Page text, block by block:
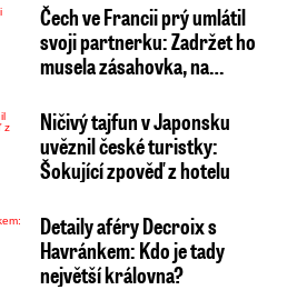
Čech ve Francii prý umlátil
svoji partnerku: Zadržet ho
musela zásahovka, na…
Ničivý tajfun v Japonsku
uvěznil české turistky:
Šokující zpověď z hotelu
Detaily aféry Decroix s
Havránkem: Kdo je tady
největší královna?